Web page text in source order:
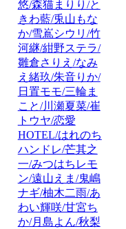
悠/森猫まりり/と
きわ藍/兎山もな
か/雪嶌シウリ/竹
河継/紺野ステラ/
雛倉さりえ/なみ
え緒玖/朱音りか/
日置モモ/三輪ま
こと/川瀬夏菜/崔
トウヤ/恋愛
HOTEL/はれのち
ハンドレ/芒其之
一/みつはちレモ
ン/遠山えま/鬼嶋
ナギ/柚木二雨/あ
わい輝咲/甘宮ち
か/月島よん/秋梨